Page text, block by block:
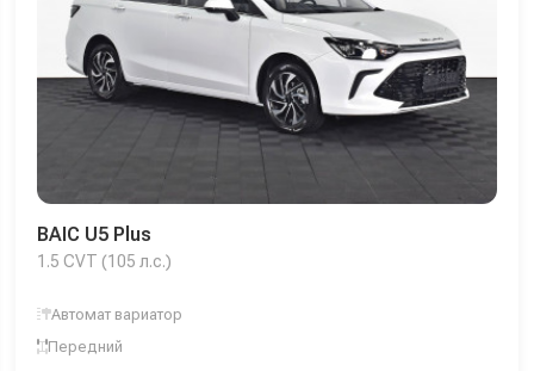
BAIC U5 Plus
1.5 CVT (105 л.с.)
Автомат вариатор
Передний